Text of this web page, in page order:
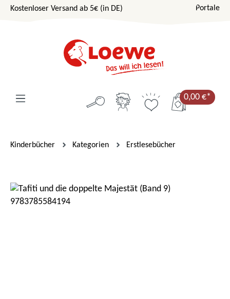
Zum Hauptinhalt springen
Kostenloser Versand ab 5€ (in DE) Portale
0,00 €*
Kinderbücher Kategorien Erstlesebücher
Bildergalerie überspringen